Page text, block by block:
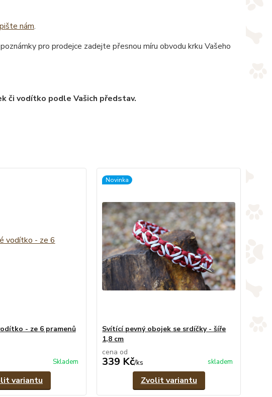
nám.
pro prodejce zadejte přesnou míru obvodu krku Vašeho
či vodítko podle Vašich představ.
- ze 6 pramenů
Skladem
variantu
Novinka
Svítící pevný obojek se srdíčky - šíře
1,8 cm
cena od
339 Kč/ks skladem
Zvolit variantu